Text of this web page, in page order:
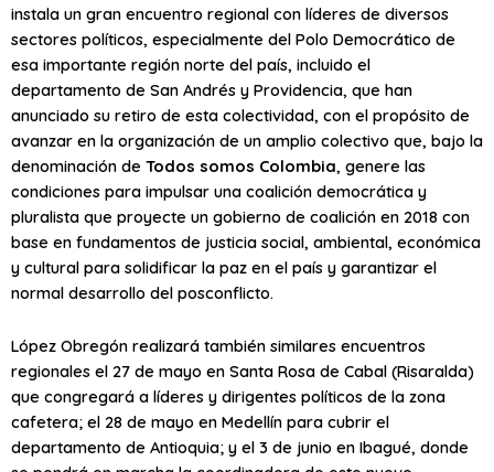
instala un gran encuentro regional con líderes de diversos
sectores políticos, especialmente del Polo Democrático de
esa importante región norte del país, incluido el
departamento de San Andrés y Providencia, que han
anunciado su retiro de esta colectividad, con el propósito de
avanzar en la organización de un amplio colectivo que, bajo la
denominación de Todos somos Colombia, genere las
condiciones para impulsar una coalición democrática y
pluralista que proyecte un gobierno de coalición en 2018 con
base en fundamentos de justicia social, ambiental, económica
y cultural para solidificar la paz en el país y garantizar el
normal desarrollo del posconflicto.
López Obregón realizará también similares encuentros
regionales el 27 de mayo en Santa Rosa de Cabal (Risaralda)
que congregará a líderes y dirigentes políticos de la zona
cafetera; el 28 de mayo en Medellín para cubrir el
departamento de Antioquia; y el 3 de junio en Ibagué, donde